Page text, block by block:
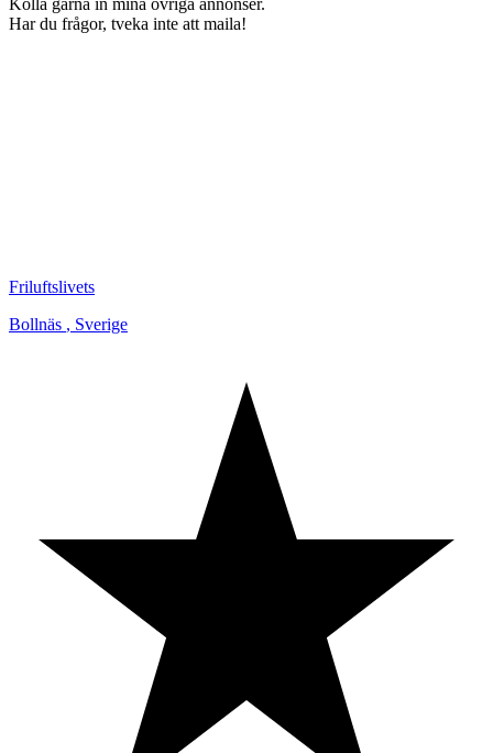
Kolla gärna in mina övriga annonser.
Har du frågor, tveka inte att maila!
Friluftslivets
Bollnäs , Sverige